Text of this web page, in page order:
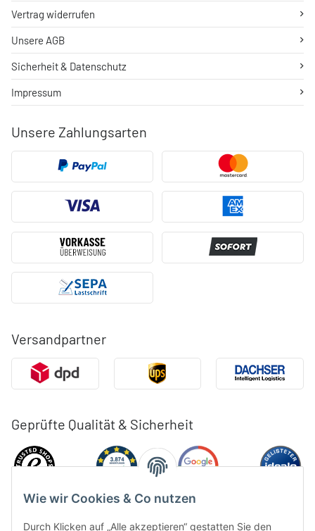
Wie wir Cookies & Co nutzen
Durch Klicken auf „Alle akzeptieren“ gestatten Sie den
Unsere Zahlungsarten
Versandpartner
Geprüfte Qualität & Sicherheit
Vertrag widerrufen
Unsere AGB
Sicherheit & Datenschutz
Impressum